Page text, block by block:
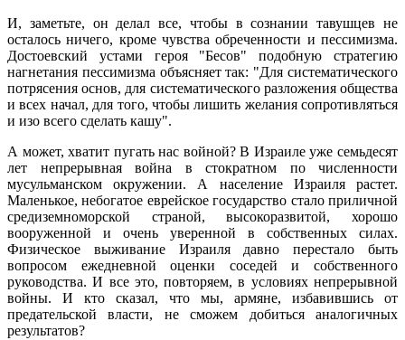
И, заметьте, он делал все, чтобы в сознании тавушцев не
осталось ничего, кроме чувства обреченности и пессимизма.
Достоевский устами героя "Бесов" подобную стратегию
нагнетания пессимизма объясняет так: "Для систематического
потрясения основ, для систематического разложения общества
и всех начал, для того, чтобы лишить желания сопротивляться
и изо всего сделать кашу".
А может, хватит пугать нас войной? В Израиле уже семьдесят
лет непрерывная война в стократном по численности
мусульманском окружении. А население Израиля растет.
Маленькое, небогатое еврейское государство стало приличной
средиземноморской страной, высокоразвитой, хорошо
вооруженной и очень уверенной в собственных силах.
Физическое выживание Израиля давно перестало быть
вопросом ежедневной оценки соседей и собственного
руководства. И все это, повторяем, в условиях непрерывной
войны. И кто сказал, что мы, армяне, избавившись от
предательской власти, не сможем добиться аналогичных
результатов?